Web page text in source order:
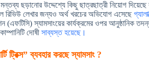
ছড়ানোর উদ্দেশ্যে কিছু ছাত্রছাত্রী নিয়োগ দিয়েছে
রিভিউ লেখার জন্যও অর্থ খরচের অভিযোগ এসেছে
(এফটিসি) স্যামসাংয়ের কার্যক্রমের ওপর আনুষ্ঠানিক
দোষী সাব্যস্ত হয়েছে।
ট্রিক্স” ব্যবহার করছে স্যামসাং ?